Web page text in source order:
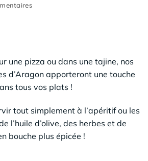
une pizza ou dans une tajine, nos
d’Aragon apporteront une touche
tous vos plats !
tout simplement à l’apéritif ou les
l’huile d’olive, des herbes et de
bouche plus épicée !